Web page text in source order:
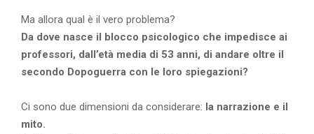
Ma allora qual è il vero problema?
Da dove nasce il blocco psicologico che impedisce ai
professori, dall’età media di 53 anni, di andare oltre il
secondo Dopoguerra con le loro spiegazioni?
Ci sono due dimensioni da considerare: la narrazione e il
mito.